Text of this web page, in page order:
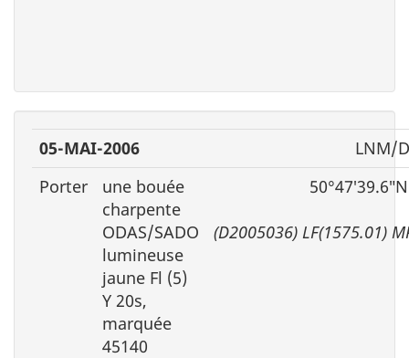
05-MAI-2006
LNM/
Porter
une bouée
charpente
ODAS/SADO
lumineuse
jaune Fl (5)
Y 20s,
marquée
45140
(D2005036) LF(1575.01)